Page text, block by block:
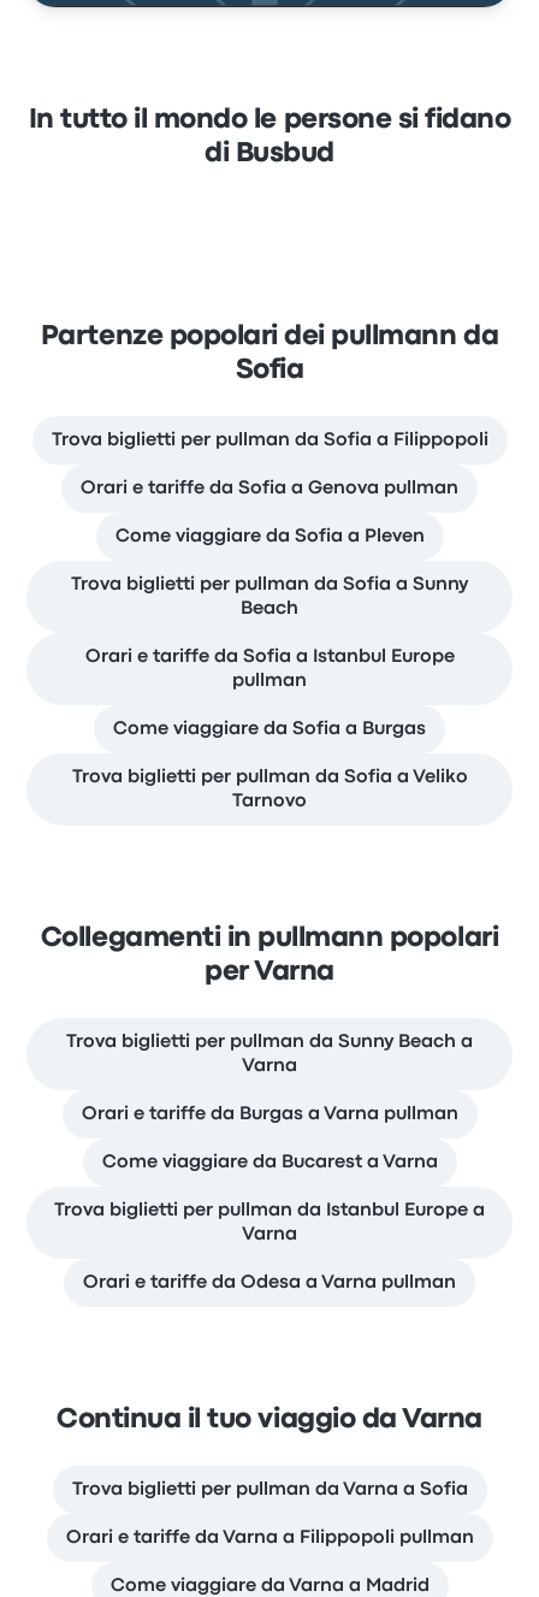
In tutto il mondo le persone si fidano
di Busbud
Partenze popolari dei pullmann da
Sofia
Trova biglietti per pullman da Sofia a Filippopoli
Orari e tariffe da Sofia a Genova pullman
Come viaggiare da Sofia a Pleven
Trova biglietti per pullman da Sofia a Sunny
Beach
Orari e tariffe da Sofia a Istanbul Europe
pullman
Come viaggiare da Sofia a Burgas
Trova biglietti per pullman da Sofia a Veliko
Tarnovo
Collegamenti in pullmann popolari
per Varna
Trova biglietti per pullman da Sunny Beach a
Varna
Orari e tariffe da Burgas a Varna pullman
Come viaggiare da Bucarest a Varna
Trova biglietti per pullman da Istanbul Europe a
Varna
Orari e tariffe da Odesa a Varna pullman
Continua il tuo viaggio da Varna
Trova biglietti per pullman da Varna a Sofia
Orari e tariffe da Varna a Filippopoli pullman
Come viaggiare da Varna a Madrid